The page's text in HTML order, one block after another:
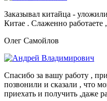
Заказывал китайца -
Китае . Слаженно работаете
Олег Самойлов
Спасибо за вашу работу ,
позвонили и сказали , что
приехать и получить ,даже